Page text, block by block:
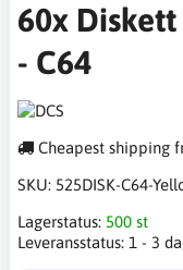
60x
- C64
Cheapest shipping
SKU: 525DISK-C64-
Lagerstatus: 500 st
Leveransstatus: 1 - 3